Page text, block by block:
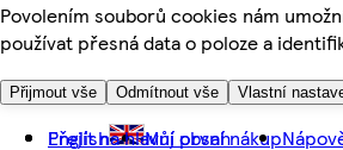
Povolením souborů cookies nám
používat přesná data o poloze a
Přijmout vše Odmítnout vše Vlastní
Přejít na hlavní obsah
English Můj první nákup